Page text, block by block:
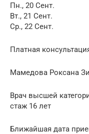
Пн., 20 Сент.
Вт., 21 Сент.
Ср., 22 Сент.
Платная
Мамедова Роксана
Врач высшей
стаж 16 лет
Ближайшая дата